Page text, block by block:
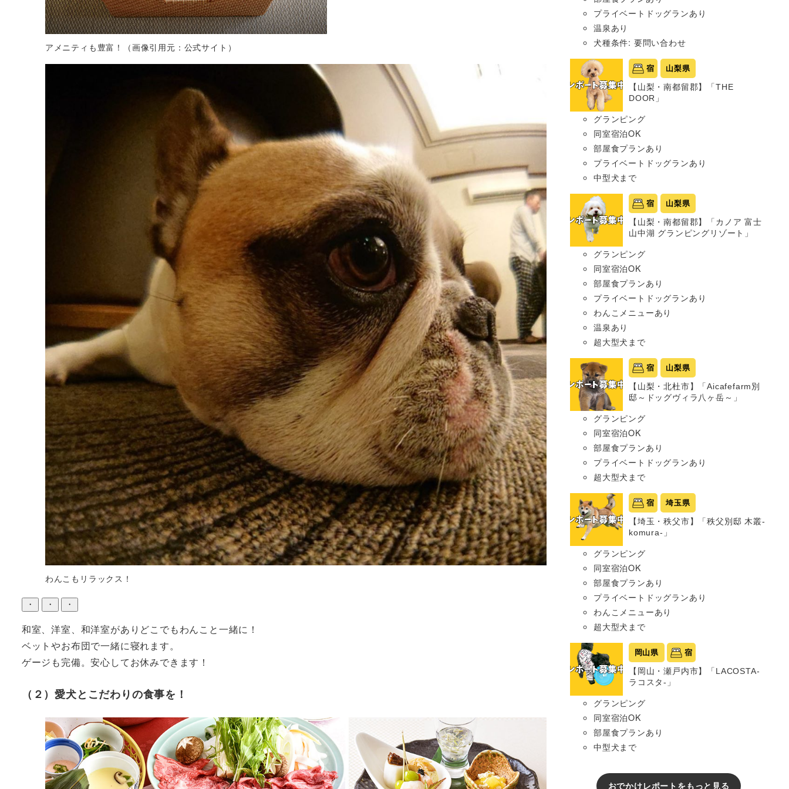
アメニティも豊富！（画像引用元：公式サイト）
わんこもリラックス！
・ ・ ・
和室、洋室、和洋室がありどこでもわんこと一緒に！
ベットやお布団で一緒に寝れます。
ゲージも完備。安心してお休みできます！
（２）愛犬とこだわりの食事を！
プライベートドッグランあり
温泉あり
犬種条件: 要問い合わせ
宿 山梨県
【山梨・南都留郡】「THE
DOOR」
グランピング
同室宿泊OK
部屋食プランあり
プライベートドッグランあり
中型犬まで
宿 山梨県
【山梨・南都留郡】「カノア 富士
山中湖 グランピングリゾート」
グランピング
同室宿泊OK
部屋食プランあり
プライベートドッグランあり
わんこメニューあり
温泉あり
超大型犬まで
宿 山梨県
【山梨・北杜市】「Aicafefarm別
邸～ドッグヴィラ八ヶ岳～」
グランピング
同室宿泊OK
部屋食プランあり
プライベートドッグランあり
超大型犬まで
宿 埼玉県
【埼玉・秩父市】「秩父別邸 木叢-
komura-」
グランピング
同室宿泊OK
部屋食プランあり
プライベートドッグランあり
わんこメニューあり
超大型犬まで
岡山県 宿
【岡山・瀬戸内市】「LACOSTA-
ラコスタ-」
グランピング
同室宿泊OK
部屋食プランあり
中型犬まで
おでかけレポートをもっと見る